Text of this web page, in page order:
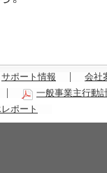
サポート情報
会社
一般事業主行動
レポート